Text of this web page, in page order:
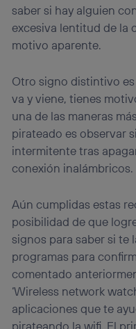
saber si hay alguien
excesiva lentitud de la
motivo aparente.
Otro signo distintivo
va y viene, tienes
una de las maneras
pirateado es observar
intermitente tras
conexión inalámbricos.
Aún cumplidas estas
posibilidad de que
signos para saber si te
programas para
comentado
‘Wireless network
aplicaciones que te
pirateando la wifi. El